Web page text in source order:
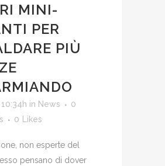
MINI-
PER
PIÙ
in News
0
0 Likes
non esperte del
pensano di dover